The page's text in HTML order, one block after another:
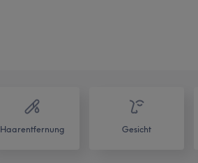
Haarentfernung Gesicht